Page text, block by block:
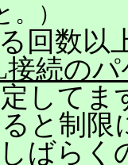
）
回数以
接続の
してま
と制限
ばらく